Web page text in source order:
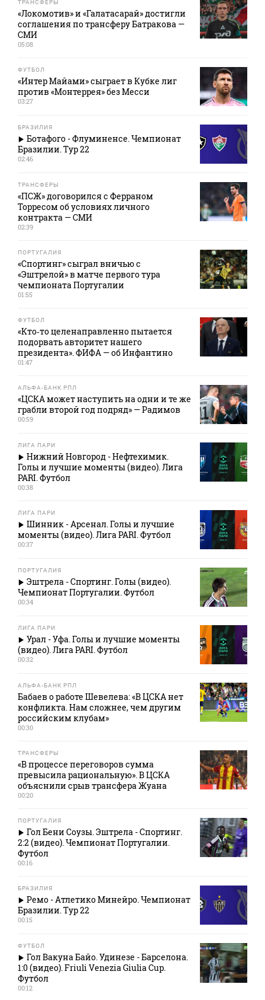
ТРАНСФЕРЫ
«Локомотив» и «Галатасарай» достигли
соглашения по трансферу Батракова —
СМИ
05:08
ФУТБОЛ
«Интер Майами» сыграет в Кубке лиг
против «Монтеррея» без Месси
03:27
БРАЗИЛИЯ
Ботафого - Флуминенсе. Чемпионат
Бразилии. Тур 22
02:46
ТРАНСФЕРЫ
«ПСЖ» договорился с Ферраном
Торресом об условиях личного
контракта — СМИ
02:39
ПОРТУГАЛИЯ
«Спортинг» сыграл вничью с
«Эштрелой» в матче первого тура
чемпионата Португалии
01:55
ФУТБОЛ
«Кто‑то целенаправленно пытается
подорвать авторитет нашего
президента». ФИФА — об Инфантино
01:47
АЛЬФА-БАНК РПЛ
«ЦСКА может наступить на одни и те же
грабли второй год подряд» — Радимов
00:59
ЛИГА ПАРИ
Нижний Новгород - Нефтехимик.
Голы и лучшие моменты (видео). Лига
PARI. Футбол
00:38
ЛИГА ПАРИ
Шинник - Арсенал. Голы и лучшие
моменты (видео). Лига PARI. Футбол
00:37
ПОРТУГАЛИЯ
Эштрела - Спортинг. Голы (видео).
Чемпионат Португалии. Футбол
00:34
ЛИГА ПАРИ
Урал - Уфа. Голы и лучшие моменты
(видео). Лига PARI. Футбол
00:32
АЛЬФА-БАНК РПЛ
Бабаев о работе Шевелева: «В ЦСКА нет
конфликта. Нам сложнее, чем другим
российским клубам»
00:30
ТРАНСФЕРЫ
«В процессе переговоров сумма
превысила рациональную». В ЦСКА
объяснили срыв трансфера Жуана
00:20
ПОРТУГАЛИЯ
Гол Бени Соузы. Эштрела - Спортинг.
2:2 (видео). Чемпионат Португалии.
Футбол
00:16
БРАЗИЛИЯ
Ремо - Атлетико Минейро. Чемпионат
Бразилии. Тур 22
00:15
ФУТБОЛ
Гол Вакуна Байо. Удинезе - Барселона.
1:0 (видео). Friuli Venezia Giulia Cup.
Футбол
00:12